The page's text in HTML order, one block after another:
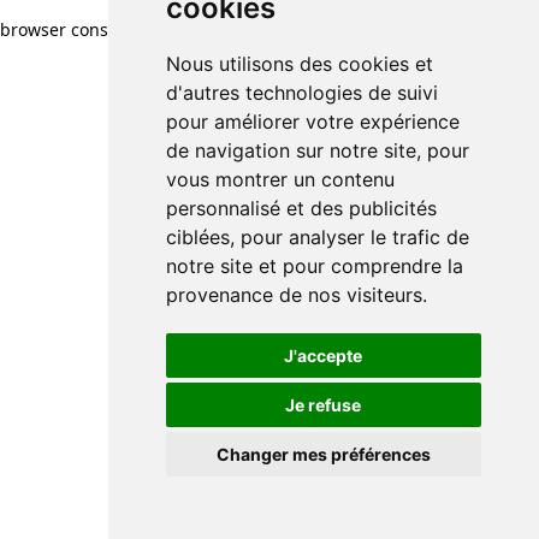
cookies
Nous utilisons des cookies et
d'autres technologies de suivi
pour améliorer votre expérience
de navigation sur notre site, pour
vous montrer un contenu
personnalisé et des publicités
ciblées, pour analyser le trafic de
notre site et pour comprendre la
provenance de nos visiteurs.
J'accepte
Je refuse
Changer mes préférences
browser console for more information)